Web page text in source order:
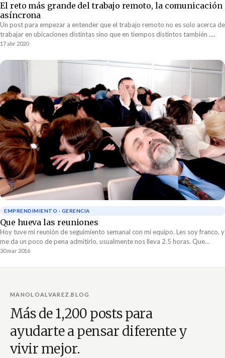
El reto más grande del trabajo remoto, la comunicación
asíncrona
Un post para empezar a entender que el trabajo remoto no es solo acerca de
trabajar en ubicaciones distintas sino que en tiempos distintos también .
Para trabajar en tiempos distintos se requiere comunicación asíncrona.
17 abr 2020
EMPRENDIMIENTO · GERENCIA
Que hueva las reuniones
Hoy tuve mi reunión de seguimiento semanal con mi equipo. Les soy franco, y
me da un poco de pena admitirlo, usualmente nos lleva 2.5 horas. Que
hueva! Y hasta...
30 mar 2016
MANOLOALVAREZ.BLOG
Más de 1,200 posts para
ayudarte a pensar diferente y
vivir mejor.